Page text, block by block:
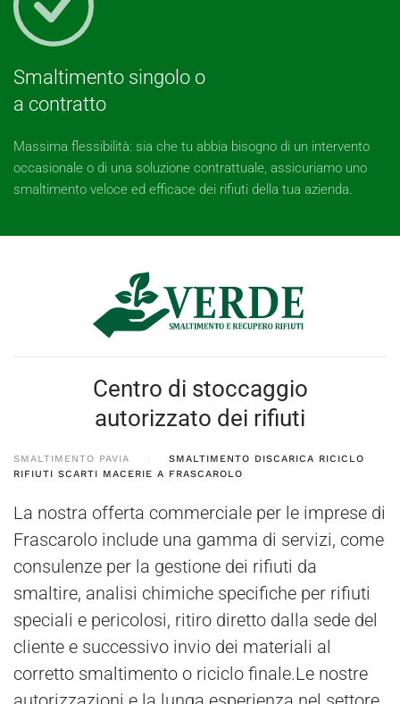
Smaltimento singolo o
a contratto
Massima flessibilità: sia che tu abbia bisogno di un intervento
occasionale o di una soluzione contrattuale, assicuriamo uno
smaltimento veloce ed efficace dei rifiuti della tua azienda.
Centro di stoccaggio
autorizzato dei rifiuti
SMALTIMENTO PAVIA
SMALTIMENTO DISCARICA RICICLO
RIFIUTI SCARTI MACERIE A FRASCAROLO
La nostra offerta commerciale per le imprese di
Frascarolo include una gamma di servizi, come
consulenze per la gestione dei rifiuti da
smaltire, analisi chimiche specifiche per rifiuti
speciali e pericolosi, ritiro diretto dalla sede del
cliente e successivo invio dei materiali al
corretto smaltimento o riciclo finale.Le nostre